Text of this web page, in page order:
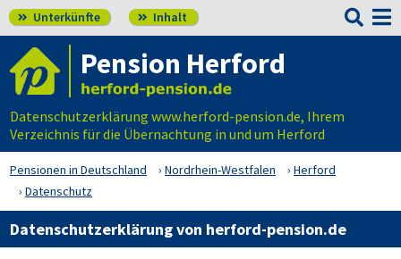
 Unterkünfte  Inhalt 
Pension Herford
Datenschutzerklärung www.herford-pension.de, Ihrem
Verzeichnis für die Übernachtung in und um Herford
Pensionen in Deutschland Nordrhein-Westfalen
Herford
Datenschutz
Datenschutzerklärung von herford-pension.de